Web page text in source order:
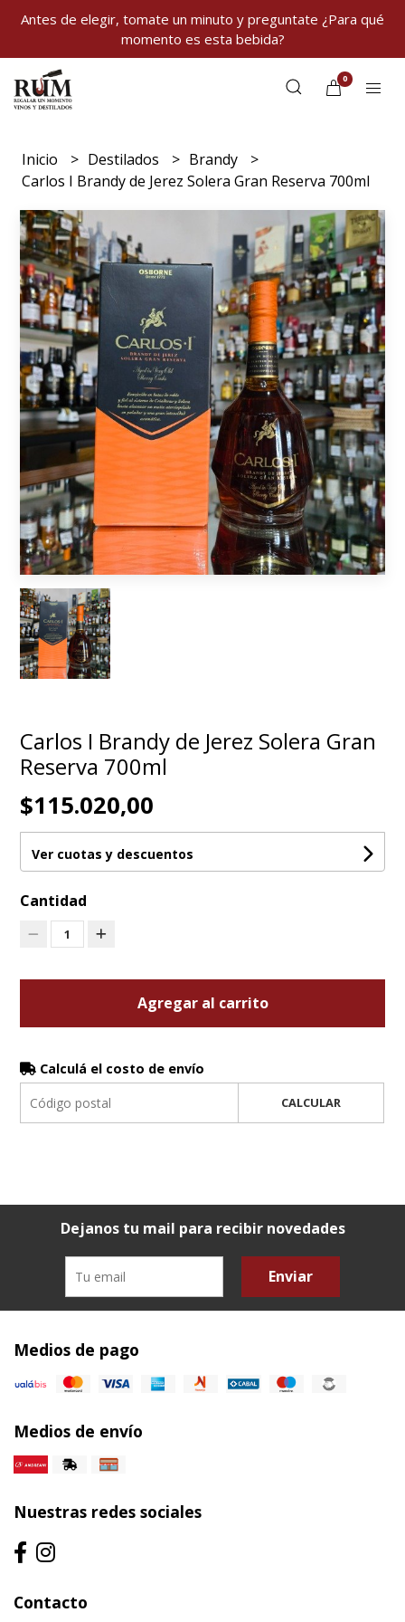
Antes de elegir, tomate un minuto y preguntate ¿Para qué
momento es esta bebida?
0
Inicio Destilados
Brandy
Carlos I Brandy de Jerez Solera Gran Reserva 700ml
Carlos I Brandy de Jerez Solera Gran
Reserva 700ml
$115.020,00
Ver cuotas y descuentos
Cantidad
1
Agregar al carrito
Calculá el costo de envío
CALCULAR
Dejanos tu mail para recibir novedades
Enviar
Medios de pago
Medios de envío
Nuestras redes sociales
Contacto